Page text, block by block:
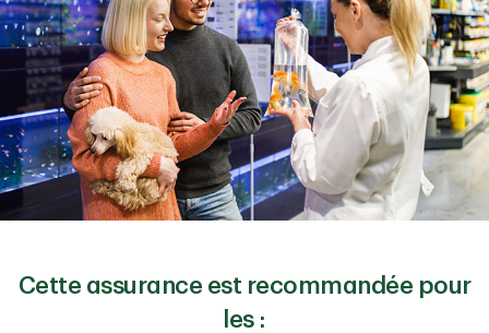
Cette assurance est recommandée pour
les :